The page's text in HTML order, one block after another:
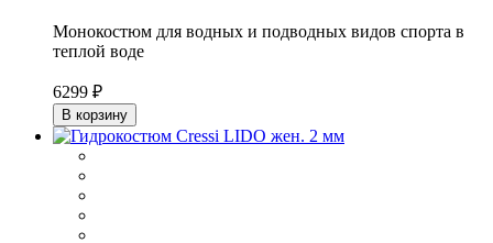
Монокостюм для водных и подводных видов спорта в
теплой воде
6299 ₽
В корзину